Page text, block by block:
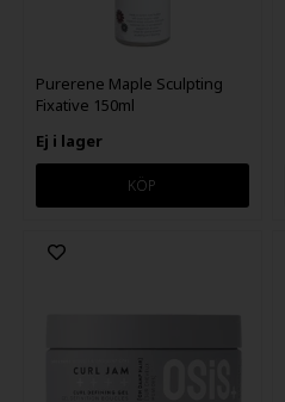
Purerene Maple Sculpting
Fixative 150ml
Ej i lager